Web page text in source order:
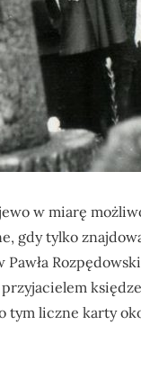
w miarę
gdy tylko
tym liczne karty